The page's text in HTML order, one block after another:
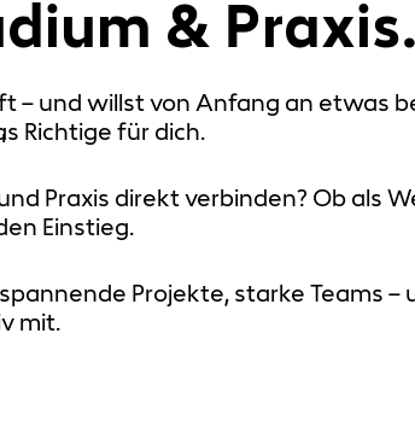
& Praxis.
– und willst von Anfang an etwas
Richtige für dich.
Praxis direkt verbinden? Ob als
Einstieg.
Projekte, starke Teams
mit.